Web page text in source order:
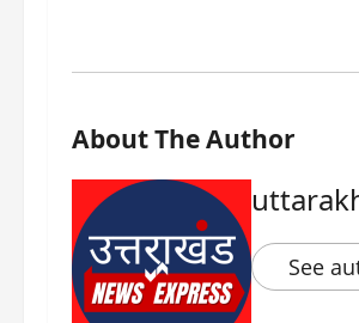
About The Author
See